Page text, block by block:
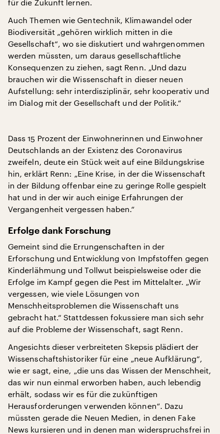
für die Zukunft lernen.
Auch Themen wie Gentechnik, Klimawandel oder
Biodiversität „gehören wirklich mitten in die
Gesellschaft“, wo sie diskutiert und wahrgenommen
werden müssten, um daraus gesellschaftliche
Konsequenzen zu ziehen, sagt Renn. „Und dazu
brauchen wir die Wissenschaft in dieser neuen
Aufstellung: sehr interdisziplinär, sehr kooperativ und
im Dialog mit der Gesellschaft und der Politik.“
Dass 15 Prozent der Einwohnerinnen und Einwohner
Deutschlands an der Existenz des Coronavirus
zweifeln, deute ein Stück weit auf eine Bildungskrise
hin, erklärt Renn: „Eine Krise, in der die Wissenschaft
in der Bildung offenbar eine zu geringe Rolle gespielt
hat und in der wir auch einige Erfahrungen der
Vergangenheit vergessen haben.“
Erfolge dank Forschung
Gemeint sind die Errungenschaften in der
Erforschung und Entwicklung von Impfstoffen gegen
Kinderlähmung und Tollwut beispielsweise oder die
Erfolge im Kampf gegen die Pest im Mittelalter. „Wir
vergessen, wie viele Lösungen von
Menschheitsproblemen die Wissenschaft uns
gebracht hat.“ Stattdessen fokussiere man sich sehr
auf die Probleme der Wissenschaft, sagt Renn.
Angesichts dieser verbreiteten Skepsis plädiert der
Wissenschaftshistoriker für eine „neue Aufklärung“,
wie er sagt, eine, „die uns das Wissen der Menschheit,
das wir nun einmal erworben haben, auch lebendig
erhält, sodass wir es für die zukünftigen
Herausforderungen verwenden können“. Dazu
müssten gerade die Neuen Medien, in denen Fake
News kursieren und in denen man widerspruchsfrei in